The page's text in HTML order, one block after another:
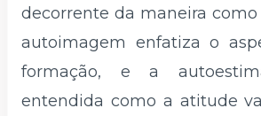
decorrente da maneira como
autoimagem enfatiza o
formação, e a
entendida como a atitude